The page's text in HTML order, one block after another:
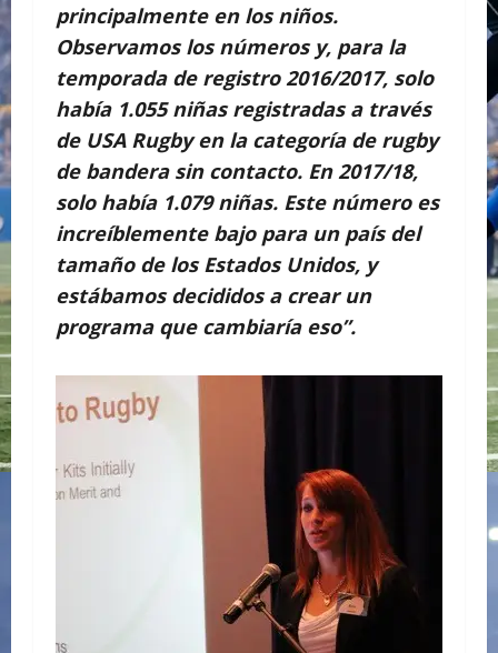
principalmente en los niños.
Observamos los números y, para la
temporada de registro 2016/2017, solo
había 1.055 niñas registradas a través
de USA Rugby en la categoría de rugby
de bandera sin contacto. En 2017/18,
solo había 1.079 niñas. Este número es
increíblemente bajo para un país del
tamaño de los Estados Unidos, y
estábamos decididos a crear un
programa que cambiaría eso”.